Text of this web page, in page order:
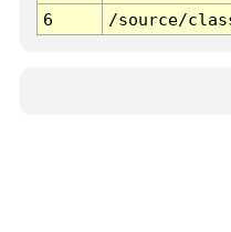
6
/source/